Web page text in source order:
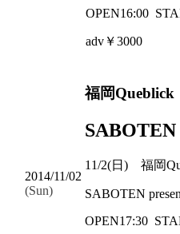
OPEN16:00
adv￥3000
2014/11/02
(Sun)
福岡Queblick
11/2(日) 福岡
SABOTEN
OPEN17:30